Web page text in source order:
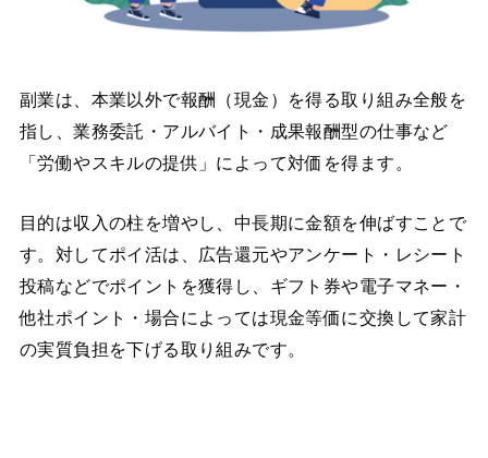
副業は、本業以外で報酬（現金）を得る取り組み全般を
指し、業務委託・アルバイト・成果報酬型の仕事など
「労働やスキルの提供」によって対価を得ます。
目的は収入の柱を増やし、中長期に金額を伸ばすことで
す。対してポイ活は、広告還元やアンケート・レシート
投稿などでポイントを獲得し、ギフト券や電子マネー・
他社ポイント・場合によっては現金等価に交換して家計
の実質負担を下げる取り組みです。